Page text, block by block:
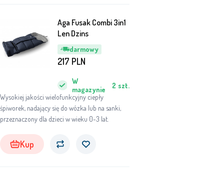
darmowy
Aga Fusak Combi 3in1
Len Dzins
Wysokiej jakości wielofunkcyjny ciepły
śpiworek, nadający się do wózka lub na sanki,
przeznaczony dla dzieci w wieku 0-3 lat.
W
magazynie
2 szt.
217 PLN
Kup